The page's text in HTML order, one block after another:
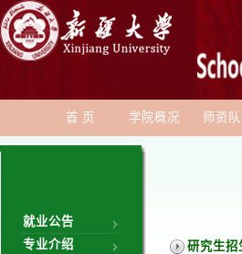
首 页 学院概况 师资
就业公告
专业介绍
研究生招